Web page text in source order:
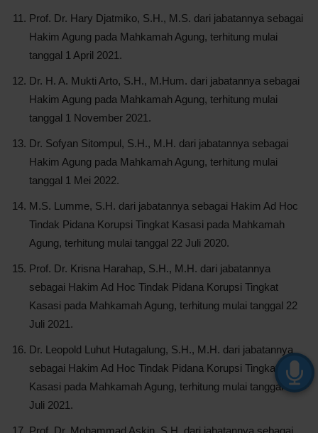
Prof. Dr. Hary Djatmiko, S.H., M.S. dari jabatannya sebagai
Hakim Agung pada Mahkamah Agung, terhitung mulai
tanggal 1 April 2021.
Dr. H. A. Mukti Arto, S.H., M.Hum. dari jabatannya sebagai
Hakim Agung pada Mahkamah Agung, terhitung mulai
tanggal 1 November 2021.
Dr. Sofyan Sitompul, S.H., M.H. dari jabatannya sebagai
Hakim Agung pada Mahkamah Agung, terhitung mulai
tanggal 1 Mei 2022.
M.S. Lumme, S.H. dari jabatannya sebagai Hakim Ad Hoc
Tindak Pidana Korupsi Tingkat Kasasi pada Mahkamah
Agung, terhitung mulai tanggal 22 Juli 2020.
Prof. Dr. Krisna Harahap, S.H., M.H. dari jabatannya
sebagai Hakim Ad Hoc Tindak Pidana Korupsi Tingkat
Kasasi pada Mahkamah Agung, terhitung mulai tanggal 22
Juli 2021.
Dr. Leopold Luhut Hutagalung, S.H., M.H. dari jabatannya
sebagai Hakim Ad Hoc Tindak Pidana Korupsi Tingkat
Kasasi pada Mahkamah Agung, terhitung mulai tanggal 22
Juli 2021.